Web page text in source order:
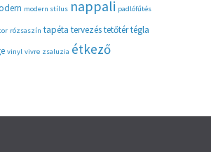
modern stílus nappali padlófűtés
rózsaszín tapéta tervezéstetőtértégla
vinyl vivre zsaluzia étkező